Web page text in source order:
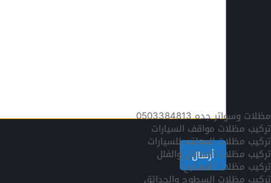
مظلات وسواتر جده 0503384813
تركيب مظلات مواقف السيارات
تركيب مظلات المعلقه للسيارات
تركيب مظلات المداخل والفلل
تركيب مظلات المسابح
تركيب مظلات السطوح والحدائق